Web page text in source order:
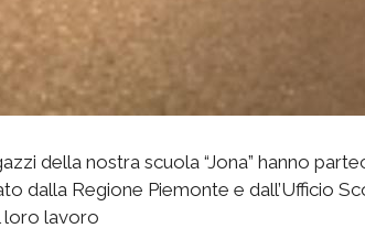
della nostra scuola “Jona” hanno
dalla Regione Piemonte e dall’Ufficio
lavoro